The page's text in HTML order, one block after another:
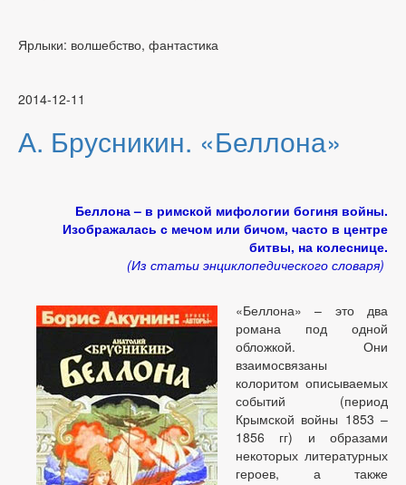
Ярлыки: волшебство, фантастика
2014-12-11
А. Брусникин. «Беллона»
Беллона – в римской мифологии богиня войны.
Изображалась с мечом или бичом, часто в центре
битвы, на колеснице.
(Из статьи энциклопедического словаря)
«Беллона» – это два
романа под одной
обложкой. Они
взаимосвязаны
колоритом описываемых
событий (период
Крымской войны 1853 –
1856 гг) и образами
некоторых литературных
героев, а также